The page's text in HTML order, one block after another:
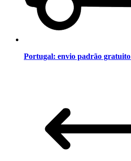
Portugal: envio padrão gratuito